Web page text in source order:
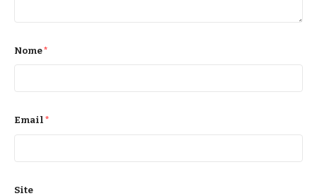
Nome*
Email *
Site